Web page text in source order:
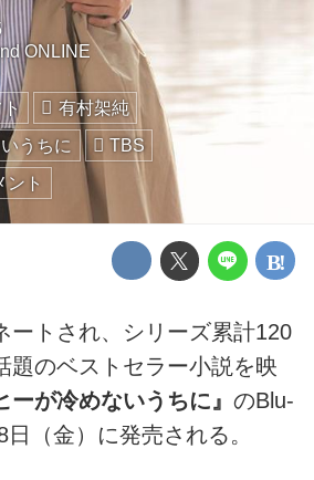
ONLINE
ト
有村架純
うちに
TBS
ント
トされ、シリーズ累計120
題のベストセラー小説を映
ーが冷めないうちに』 のBlu-
（金）に発売される。